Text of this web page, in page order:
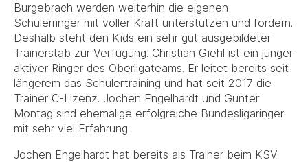
Burgebrach werden weiterhin die eigenen
Schülerringer mit voller Kraft unterstützen und fördern.
Deshalb steht den Kids ein sehr gut ausgebildeter
Trainerstab zur Verfügung. Christian Giehl ist ein junger
aktiver Ringer des Oberligateams. Er leitet bereits seit
längerem das Schülertraining und hat seit 2017 die
Trainer C-Lizenz. Jochen Engelhardt und Günter
Montag sind ehemalige erfolgreiche Bundesligaringer
mit sehr viel Erfahrung.
Jochen Engelhardt hat bereits als Trainer beim KSV